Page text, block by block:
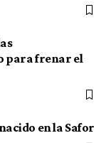
para frenar el
en la Safor